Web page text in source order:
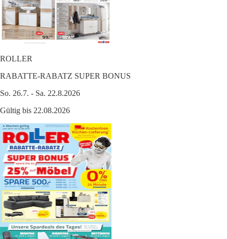
ROLLER
RABATTE-RABATZ SUPER BONUS
So. 26.7. - Sa. 22.8.2026
Gültig bis 22.08.2026